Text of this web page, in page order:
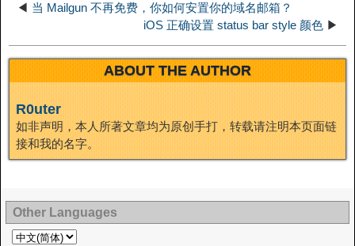
n
◀ 当 Mailgun 不再免费，你如何安置你的域名邮箱？
iOS 正确设置 status bar style 颜色 ▶
ABOUT THE AUTHOR
R0uter
如非声明，本人所著文章均为原创手打，转载请注明本页面链
接和我的名字。
Other Languages